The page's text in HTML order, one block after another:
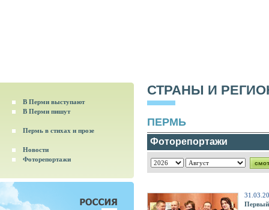
В Перми выступают
В Перми пишут
Пермь в стихах и прозе
Новости
Фоторепортажи
СТРАНЫ И
ПЕРМЬ
Фоторепортажи
Первый